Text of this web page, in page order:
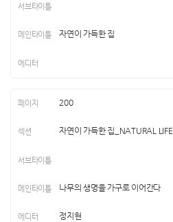
자연이 가득한 집
200
자연이 가득한 집_NATURAL LIFE
나무의 생명을 가구로 이어간다
정지현